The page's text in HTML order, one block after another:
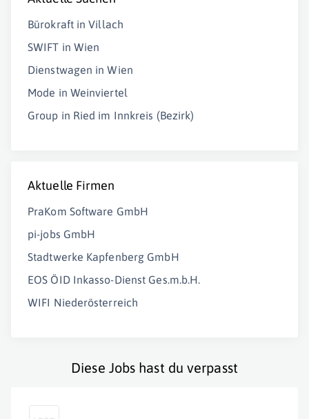
Bürokraft in Villach
SWIFT in Wien
Dienstwagen in Wien
Mode in Weinviertel
Group in Ried im Innkreis (Bezirk)
Aktuelle Firmen
PraKom Software GmbH
pi-jobs GmbH
Stadtwerke Kapfenberg GmbH
EOS ÖID Inkasso-Dienst Ges.m.b.H.
WIFI Niederösterreich
Diese Jobs hast du verpasst